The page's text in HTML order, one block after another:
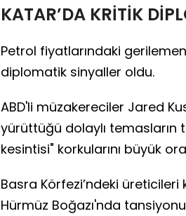
KATAR’DA KRİTİK
Petrol fiyatlarındaki
diplomatik sinyaller oldu.
ABD'li müzakereciler Jared
yürüttüğü dolaylı temasların
kesintisi" korkularını büyük
Basra Körfezi’ndeki
Hürmüz Boğazı'nda